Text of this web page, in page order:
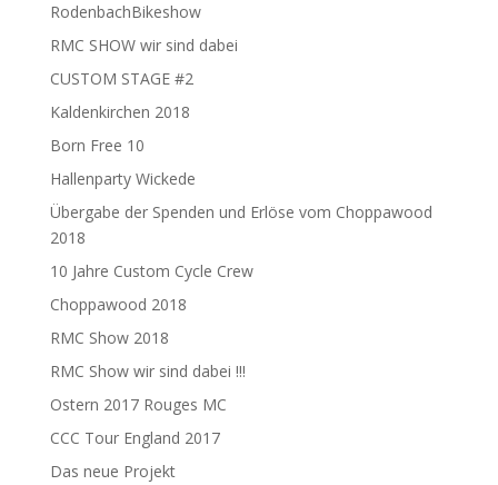
RodenbachBikeshow
RMC SHOW wir sind dabei
CUSTOM STAGE #2
Kaldenkirchen 2018
Born Free 10
Hallenparty Wickede
Übergabe der Spenden und Erlöse vom Choppawood
2018
10 Jahre Custom Cycle Crew
Choppawood 2018
RMC Show 2018
RMC Show wir sind dabei !!!
Ostern 2017 Rouges MC
CCC Tour England 2017
Das neue Projekt